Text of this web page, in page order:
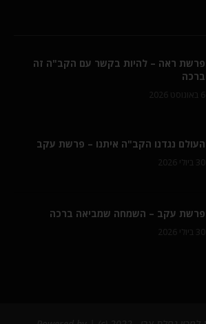
פרשת ראה – להיות בקשר עם הקב"ה זה
ברכה
6 באוגוסט 2026
העולם נגדנו הקב"ה איתנו – פרשת עקב
30 ביולי 2026
פרשת עקב – השמחה שמביאה ברכה
30 ביולי 2026